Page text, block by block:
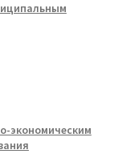
экономическим